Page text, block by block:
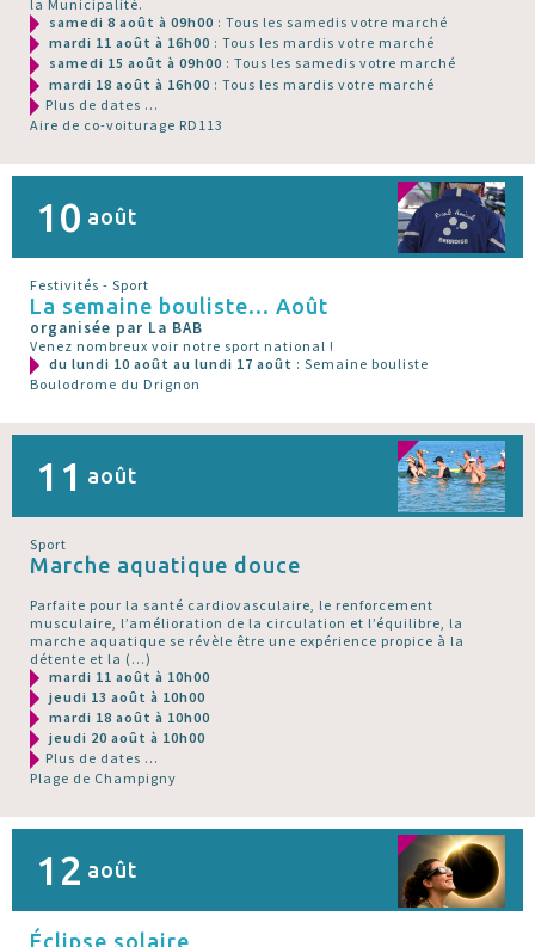
la Municipalité.
samedi 8 août à 09h00 : Tous les samedis votre marché
mardi 11 août à 16h00 : Tous les mardis votre marché
samedi 15 août à 09h00 : Tous les samedis votre marché
mardi 18 août à 16h00 : Tous les mardis votre marché
Plus de dates ...
Aire de co-voiturage RD113
10 août
Festivités - Sport
La semaine bouliste... Août
organisée par La BAB
Venez nombreux voir notre sport national !
du lundi 10 août au lundi 17 août : Semaine bouliste
Boulodrome du Drignon
11 août
Sport
Marche aquatique douce
Parfaite pour la santé cardiovasculaire, le renforcement
musculaire, l’amélioration de la circulation et l’équilibre, la
marche aquatique se révèle être une expérience propice à la
détente et la (…)
mardi 11 août à 10h00
jeudi 13 août à 10h00
mardi 18 août à 10h00
jeudi 20 août à 10h00
Plus de dates ...
Plage de Champigny
12 août
Éclipse solaire